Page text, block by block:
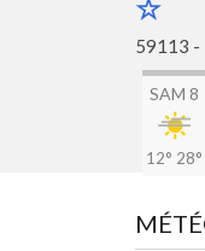
59113 -
SAM 8
12° 28°